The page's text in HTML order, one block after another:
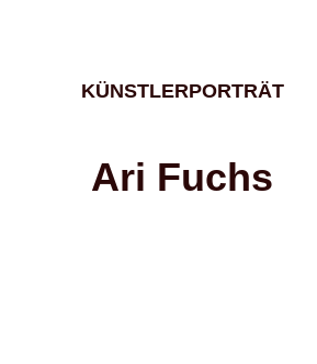
KÜNSTLERPORTRÄT
Ari Fuchs